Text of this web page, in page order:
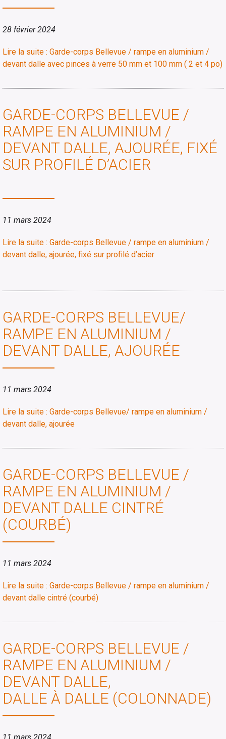
28 février 2024
Lire la suite : Garde-corps Bellevue / rampe en aluminium /
devant dalle avec pinces à verre 50 mm et 100 mm ( 2 et 4 po)
GARDE-CORPS BELLEVUE /
RAMPE EN ALUMINIUM /
DEVANT DALLE, AJOURÉE, FIXÉ
SUR PROFILÉ D’ACIER
11 mars 2024
Lire la suite : Garde-corps Bellevue / rampe en aluminium /
devant dalle, ajourée, fixé sur profilé d’acier
GARDE-CORPS BELLEVUE/
RAMPE EN ALUMINIUM /
DEVANT DALLE, AJOURÉE
11 mars 2024
Lire la suite : Garde-corps Bellevue/ rampe en aluminium /
devant dalle, ajourée
GARDE-CORPS BELLEVUE /
RAMPE EN ALUMINIUM /
DEVANT DALLE CINTRÉ
(COURBÉ)
11 mars 2024
Lire la suite : Garde-corps Bellevue / rampe en aluminium /
devant dalle cintré (courbé)
GARDE-CORPS BELLEVUE /
RAMPE EN ALUMINIUM /
DEVANT DALLE,
DALLE À DALLE (COLONNADE)